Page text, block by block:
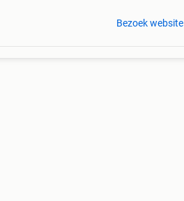
Bezoek website